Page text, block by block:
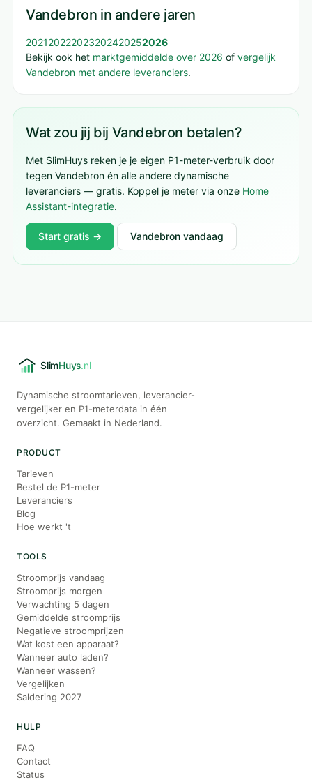
Vandebron in andere jaren
202120222023202420252026
Bekijk ook het marktgemiddelde over 2026 of vergelijk
Vandebron met andere leveranciers.
Wat zou jij bij Vandebron betalen?
Met SlimHuys reken je je eigen P1-meter-verbruik door
tegen Vandebron én alle andere dynamische
leveranciers — gratis. Koppel je meter via onze Home
Assistant-integratie.
Start gratis → Vandebron vandaag
Dynamische stroomtarieven, leverancier-
vergelijker en P1-meterdata in één
overzicht. Gemaakt in Nederland.
PRODUCT
Tarieven
Bestel de P1-meter
Leveranciers
Blog
Hoe werkt 't
TOOLS
Stroomprijs vandaag
Stroomprijs morgen
Verwachting 5 dagen
Gemiddelde stroomprijs
Negatieve stroomprijzen
Wat kost een apparaat?
Wanneer auto laden?
Wanneer wassen?
Vergelijken
Saldering 2027
HULP
FAQ
Contact
Status